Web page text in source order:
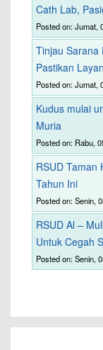
Cath Lab,
Posted on: Jumat,
Tinjau Sarana
Pastikan
Posted on: Jumat,
Kudus mulai
Muria
Posted on: Rabu,
RSUD Taman
Tahun Ini
Posted on: Senin,
RSUD Al –
Untuk Cegah
Posted on: Senin,